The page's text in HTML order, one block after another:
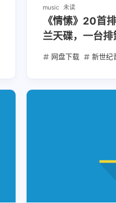
music 未读
《情愫》20首
兰天碟，一台
网盘下载 新世纪